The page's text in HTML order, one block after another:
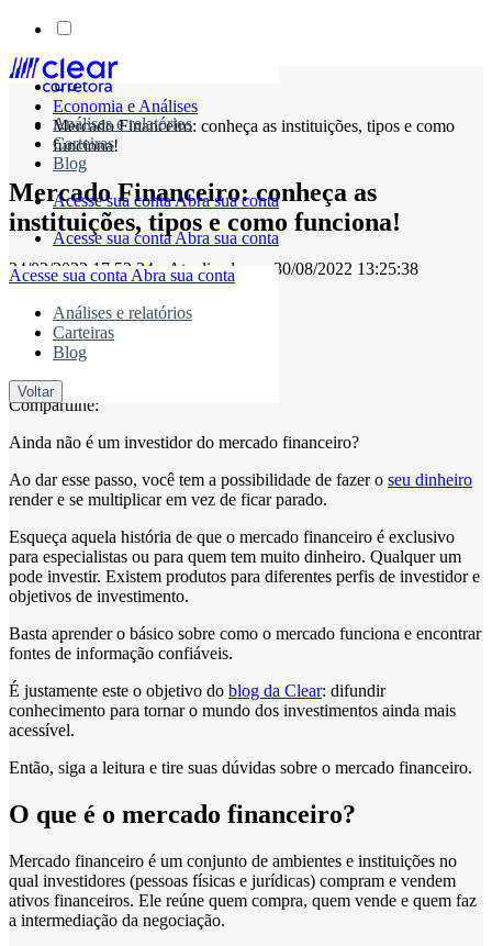
Skip
content
Análises e relatórios
Carteiras
Blog
Acesse sua contaAbra sua conta
Acesse sua contaAbra sua conta
Acesse sua conta Abra sua conta
Análises e relatórios
Carteiras
Blog
Voltar
Economia e Análises
Mercado Financeiro: conheça as instituições, tipos e como
funciona!
Mercado Financeiro: conheça as
instituições, tipos e como funciona!
24/02/2022 17:53:34• Atualizado em 30/08/2022 13:25:38
timemaster
Compartilhe:
Ainda não é um investidor do mercado financeiro?
Ao dar esse passo, você tem a possibilidade de fazer o seu dinheiro
render e se multiplicar em vez de ficar parado.
Esqueça aquela história de que o mercado financeiro é exclusivo
para especialistas ou para quem tem muito dinheiro. Qualquer um
pode investir. Existem produtos para diferentes perfis de investidor e
objetivos de investimento.
Basta aprender o básico sobre como o mercado funciona e encontrar
fontes de informação confiáveis.
É justamente este o objetivo do blog da Clear: difundir
conhecimento para tornar o mundo dos investimentos ainda mais
acessível.
Então, siga a leitura e tire suas dúvidas sobre o mercado financeiro.
O que é o mercado financeiro?
Mercado financeiro é um conjunto de ambientes e instituições no
qual investidores (pessoas físicas e jurídicas) compram e vendem
ativos financeiros. Ele reúne quem compra, quem vende e quem faz
a intermediação da negociação.